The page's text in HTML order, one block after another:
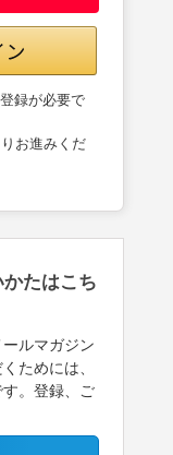
録が必要で
お進みくだ
たはこち
ールマガジン
ためには、
す。登録、ご